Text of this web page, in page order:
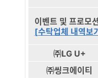
이벤트 및 프로모
[수탁업체 내역보
㈜LG U+
㈜씽크에이티